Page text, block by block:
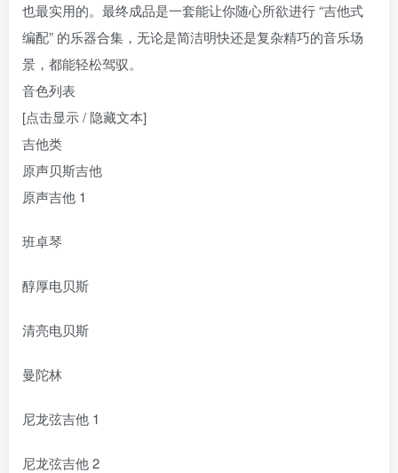
也最实用的。最终成品是一套能让你随心所欲进行 “吉他式
编配” 的乐器合集，无论是简洁明快还是复杂精巧的音乐场
景，都能轻松驾驭。
音色列表
[点击显示 / 隐藏文本]
吉他类
原声贝斯吉他
原声吉他 1
班卓琴
醇厚电贝斯
清亮电贝斯
曼陀林
尼龙弦吉他 1
尼龙弦吉他 2